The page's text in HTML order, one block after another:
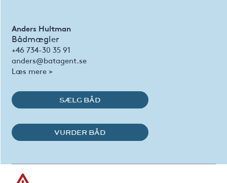
Anders Hultman
Bådmægler
+46 734-30 35 91
anders@batagent.se
Læs mere >
SÆLG BÅD
VURDER BÅD